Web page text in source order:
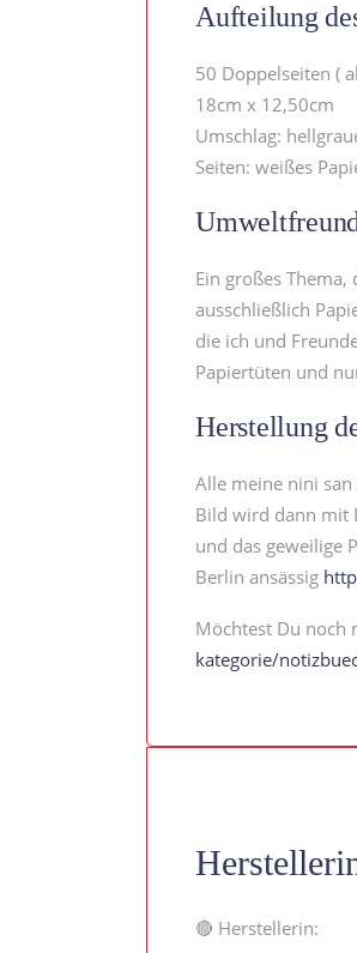
Aufteilung
50 Doppelseiten (
18cm x 12,50cm
Umschlag:
Seiten: weißes
Ein großes
ausschließlich
die ich und
Papiertüten und
Herstellung
Alle meine nini
Bild wird dann mit
und das geweilige
Berlin ansässig
Möchtest Du noch
kategorie/
🔴 Herstellerin: